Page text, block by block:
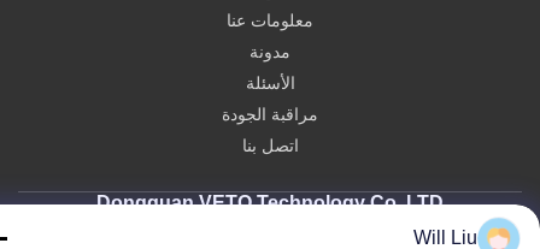
معلومات عنا
مدونة
الأسئلة
مراقبة الجودة
اتصل بنا
Dongguan VETO Technology Co. LTD
Will Liu